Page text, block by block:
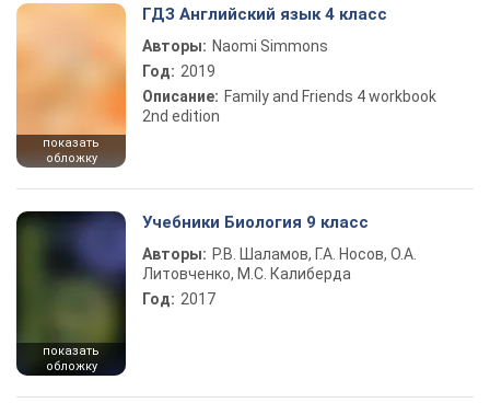
показать
обложку
ГДЗ Английский язык 4 класс
Авторы: Naomi Simmons
Год: 2019
Описание: Family and Friends 4 workbook
2nd edition
показать
обложку
Учебники Биология 9 класс
Авторы: Р.В. Шаламов, Г.А. Носов, О.А.
Литовченко, М.С. Калиберда
Год: 2017